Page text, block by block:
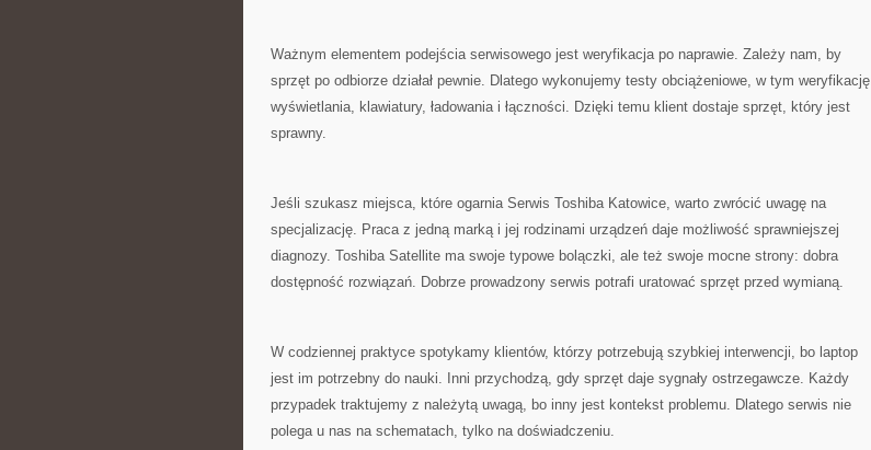
Ważnym elementem podejścia serwisowego jest weryfikacja po naprawie. Zależy nam, by
sprzęt po odbiorze działał pewnie. Dlatego wykonujemy testy obciążeniowe, w tym weryfikację
wyświetlania, klawiatury, ładowania i łączności. Dzięki temu klient dostaje sprzęt, który jest
sprawny.
Jeśli szukasz miejsca, które ogarnia Serwis Toshiba Katowice, warto zwrócić uwagę na
specjalizację. Praca z jedną marką i jej rodzinami urządzeń daje możliwość sprawniejszej
diagnozy. Toshiba Satellite ma swoje typowe bolączki, ale też swoje mocne strony: dobra
dostępność rozwiązań. Dobrze prowadzony serwis potrafi uratować sprzęt przed wymianą.
W codziennej praktyce spotykamy klientów, którzy potrzebują szybkiej interwencji, bo laptop
jest im potrzebny do nauki. Inni przychodzą, gdy sprzęt daje sygnały ostrzegawcze. Każdy
przypadek traktujemy z należytą uwagą, bo inny jest kontekst problemu. Dlatego serwis nie
polega u nas na schematach, tylko na doświadczeniu.